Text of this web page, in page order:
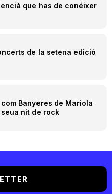
que has de conéixer
de la setena edició
Banyeres de Mariola
nit de rock